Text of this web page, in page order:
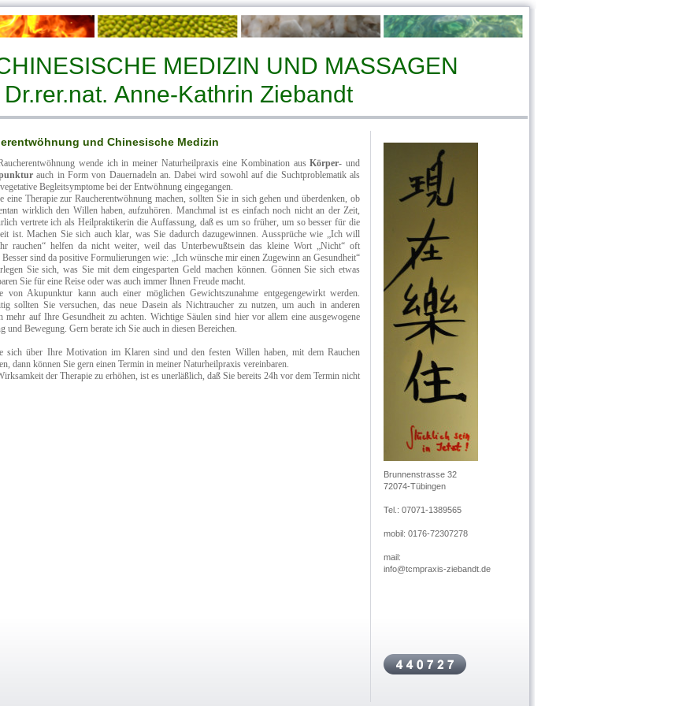
MEDIZIN UND MASSAGEN
Anne-Kathrin Ziebandt
und Chinesische Medizin
wende ich in meiner Naturheilpraxis eine Kombination ausKörper- und
auch in Form von Dauernadeln an. Dabei wird sowohl auf die Suchtproblematik als
Begleitsymptome bei der Entwöhnung eingegangen.
eine Therapie zur Raucherentwöhnung machen, sollten Sie in sich gehen und überdenken, ob
wirklich den Willen haben, aufzuhören. Manchmal ist es einfach noch nicht an der Zeit,
vertrete ich als Heilpraktikerin die Auffassung, daß es um so früher, um so besser für die
ist. Machen Sie sich auch klar, was Sie dadurch dazugewinnen. Aussprüche wie „Ich will
rauchen“ helfen da nicht weiter, weil das Unterbewußtsein das kleine Wort „Nicht“ oft
sind da positive Formulierungen wie: „Ich wünsche mir einen Zugewinn an Gesundheit“
Sie sich, was Sie mit dem eingesparten Geld machen können. Gönnen Sie sich etwas
Sie für eine Reise oder was auch immer Ihnen Freude macht.
Akupunktur kann auch einer möglichen Gewichtszunahme entgegengewirkt werden.
sollten Sie versuchen, das neue Dasein als Nichtraucher zu nutzen, um auch in anderen
mehr auf Ihre Gesundheit zu achten. Wichtige Säulen sind hier vor allem eine ausgewogene
und Bewegung. Gern berate ich Sie auch in diesen Bereichen.
sich über Ihre Motivation im Klaren sind und den festen Willen haben, mit dem Rauchen
dann können Sie gern einen Termin in meiner Naturheilpraxis vereinbaren.
der Therapie zu erhöhen, ist es unerläßlich, daß Sie bereits 24h vor dem Termin nicht
Brunnenstrasse 32
72074-Tübingen
Tel.: 07071-1389565
mobil: 0176-72307278
mail:
info@tcmpraxis-ziebandt.de